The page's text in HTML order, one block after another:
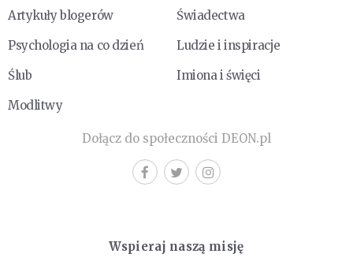
Artykuły blogerów
Świadectwa
Psychologia na co dzień
Ludzie i inspiracje
Ślub
Imiona i święci
Modlitwy
Dołącz do społeczności DEON.pl
Wspieraj naszą misję